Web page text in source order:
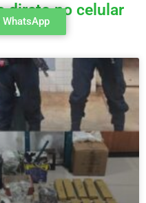
direto no celular